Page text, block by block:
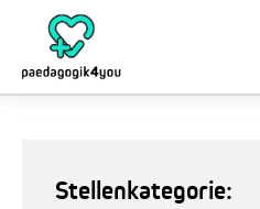
springen
Stellenkategorie: